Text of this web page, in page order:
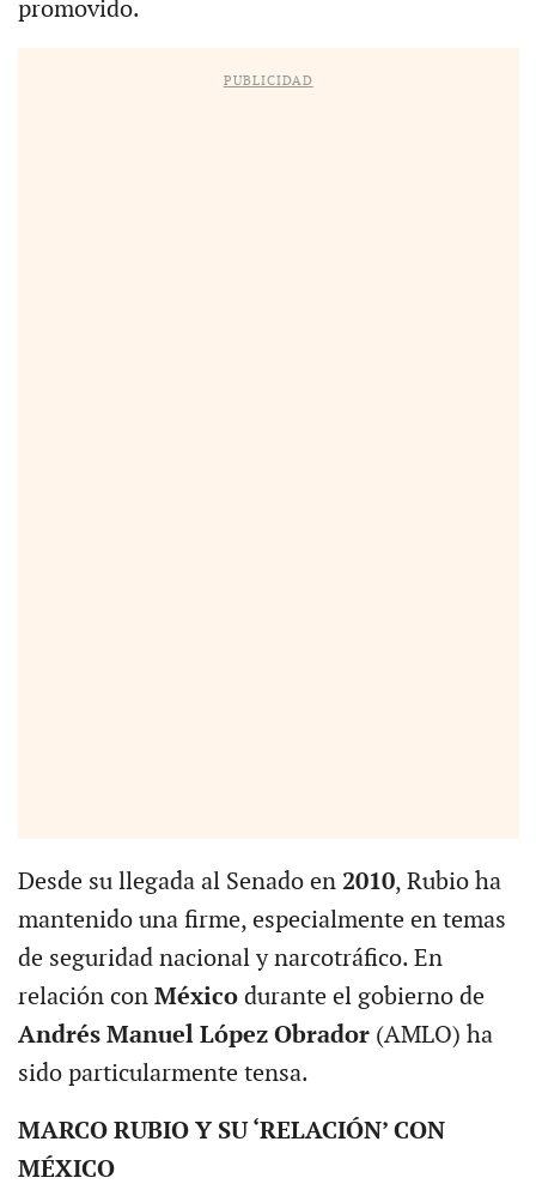
promovido.
PUBLICIDAD
Desde su llegada al Senado en 2010, Rubio ha
mantenido una firme, especialmente en temas
de seguridad nacional y narcotráfico. En
relación con Méxicodurante el gobierno de
Andrés Manuel López Obrador (AMLO) ha
sido particularmente tensa.
MARCO RUBIO Y SU ‘RELACIÓN’ CON
MÉXICO